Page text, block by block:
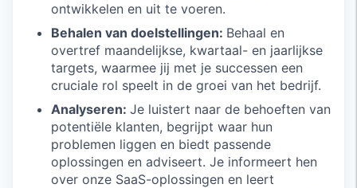
ontwikkelen en uit te voeren.
Behalen van doelstellingen: Behaal en
overtref maandelijkse, kwartaal- en jaarlijkse
targets, waarmee jij met je successen een
cruciale rol speelt in de groei van het bedrijf.
Analyseren: Je luistert naar de behoeften van
potentiële klanten, begrijpt waar hun
problemen liggen en biedt passende
oplossingen en adviseert. Je informeert hen
over onze SaaS-oplossingen en leert